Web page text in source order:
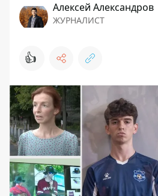
Алексей Александров
ЖУРНАЛИСТ
👍